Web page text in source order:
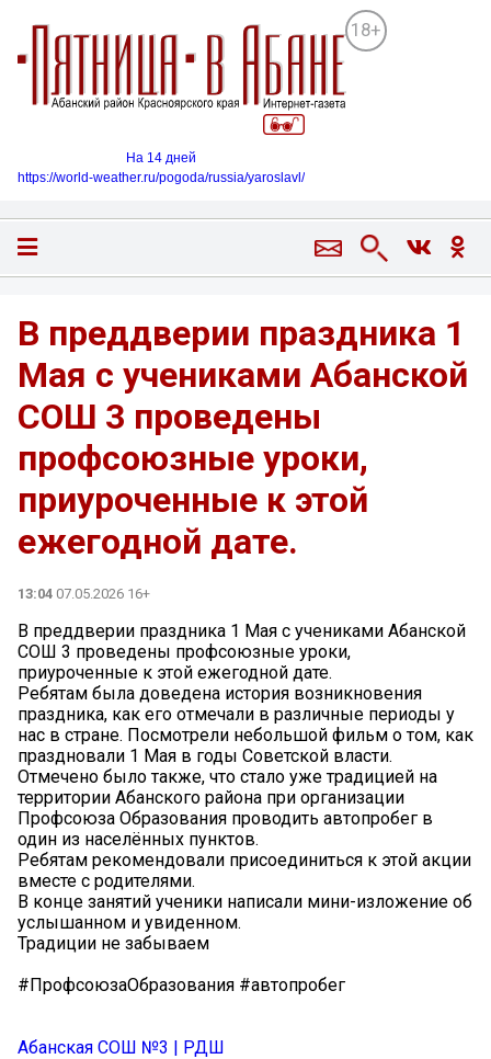
18+
На 14 дней
https://world-weather.ru/pogoda/russia/yaroslavl/
В преддверии праздника 1
Мая с учениками Абанской
СОШ 3 проведены
профсоюзные уроки,
приуроченные к этой
ежегодной дате.
13:04 07.05.2026 16+
В преддверии праздника 1 Мая с учениками Абанской
СОШ 3 проведены профсоюзные уроки,
приуроченные к этой ежегодной дате.
Ребятам была доведена история возникновения
праздника, как его отмечали в различные периоды у
нас в стране. Посмотрели небольшой фильм о том, как
праздновали 1 Мая в годы Советской власти.
Отмечено было также, что стало уже традицией на
территории Абанского района при организации
Профсоюза Образования проводить автопробег в
один из населённых пунктов.
Ребятам рекомендовали присоединиться к этой акции
вместе с родителями.
В конце занятий ученики написали мини-изложение об
услышанном и увиденном.
Традиции не забываем
#ПрофсоюзаОбразования #автопробег
Абанская СОШ №3 | РДШ